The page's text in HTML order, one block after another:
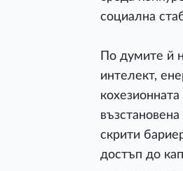
социална
По думите й
интелект,
скрити
достъп до